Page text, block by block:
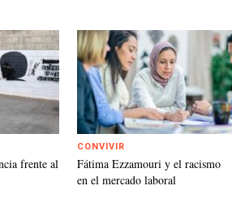
frente al
CONVIVIR
Fátima Ezzamouri y el racismo
en el mercado laboral